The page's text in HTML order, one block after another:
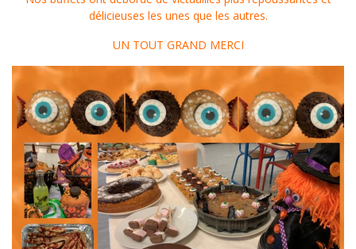
délicieuses les unes que les autres.
UN TOUT GRAND MERCI